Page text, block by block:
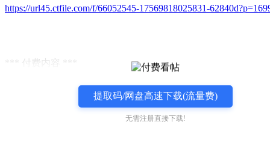
https://url45.ctfile.com/f/66052545-17569818025831-
*** 付费内容 ***
提取码/网盘高速下载(流量费)
无需注册直接下载!